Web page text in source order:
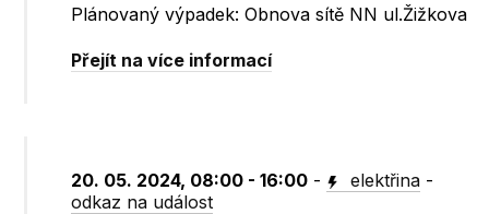
Plánovaný výpadek: Obnova sítě NN ul.Žižkova
Přejít na více informací
20. 05. 2024, 08:00 - 16:00 - elektřina -
odkaz na událost